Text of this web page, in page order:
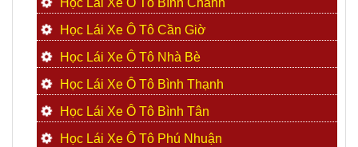
Học Lái Xe Ô Tô Bình Chánh
Học Lái Xe Ô Tô Cần Giờ
Học Lái Xe Ô Tô Nhà Bè
Học Lái Xe Ô Tô Bình Thạnh
Học Lái Xe Ô Tô Bình Tân
Học Lái Xe Ô Tô Phú Nhuận